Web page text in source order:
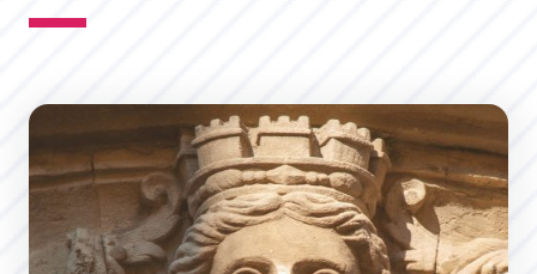
L’originalité de l’Hôtel de Rolland